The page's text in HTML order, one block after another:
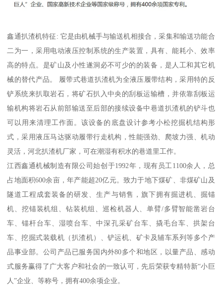
鑫通扒渣机特征: 它是由机械手与输送机相接合，采集和输送功能合
二为一，采用电动液压控制系统的生产装置，具有、能耗小、效率
高的特点。是矿山及小性遂洞必不可少的的装备，是人工和其它机
械的替代产品。 履带式巷道扒渣机为全液压履带结构，采用特的反
铲系统来扒取岩石，将矿石扒入中央的刮板运输槽，并依靠刮板运
输机构将岩石从前部输送至后部的接续设备中巷道扒渣机的铲斗也
可以用来清理工作面。该设备的底盘设计参考小松挖掘机结构形
式，采用液压马达驱动履带行走机构，性能强劲、爬坡力强、机动
灵活，河北扒渣机厂家，可在潮湿有积水的巷道里工作。
江西鑫通机械制造有限公司始创于1992年，现有员工1100余人，总
占地面积600余亩，年产能超20亿元。致力于地下煤矿、非煤矿山及
隧道工程成套装备的研发、生产与销售，旗下拥有掘进机、掘锚
机、挖锚装机组、钻装机组、巡检机器人、单臂/多臂智能凿岩台
车、锚杆台车、湿喷台车、中深孔采矿台车、撬毛台车、拱架台
车、挖掘式装载机（扒渣机）、铲运机、矿卡及辅车系列等多个产
品事业部。公司产品已服务国内外80多个和地区，以量产品、感动
式服务赢得了广大客户和社会的一致认可，先后荣获专精特新“小巨
人”企业、等称号，拥有400余项企业。